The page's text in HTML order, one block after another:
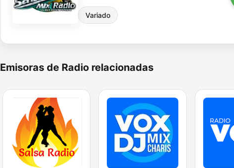
Variado
Emisoras de Radio relacionadas